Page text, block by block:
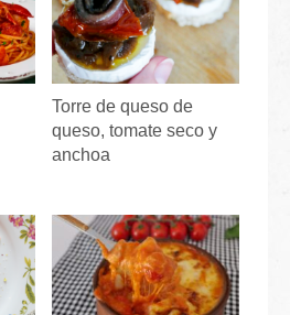
Torre de queso de
queso, tomate seco y
anchoa